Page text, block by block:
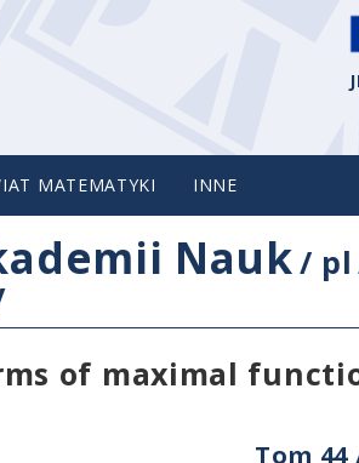
MATEMATYKI INNE
Nauk/ pl
of maximal
Tom 44